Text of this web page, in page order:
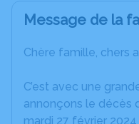
Message de la
Chère famille, chers
C’est avec une
annonçons le décès
mardi 27 février 2024